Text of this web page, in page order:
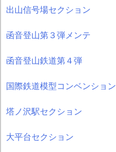
出山信号場セクション
函音登山第３弾メンテ
函音登山鉄道第４弾
国際鉄道模型コンベンション
塔ノ沢駅セクション
大平台セクション